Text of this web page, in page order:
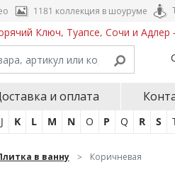
1181 коллекция в шоуруме
Ключ, Туапсе, Сочи и
и оплата
J K L M N O P Q R S
в ванну Коричневая